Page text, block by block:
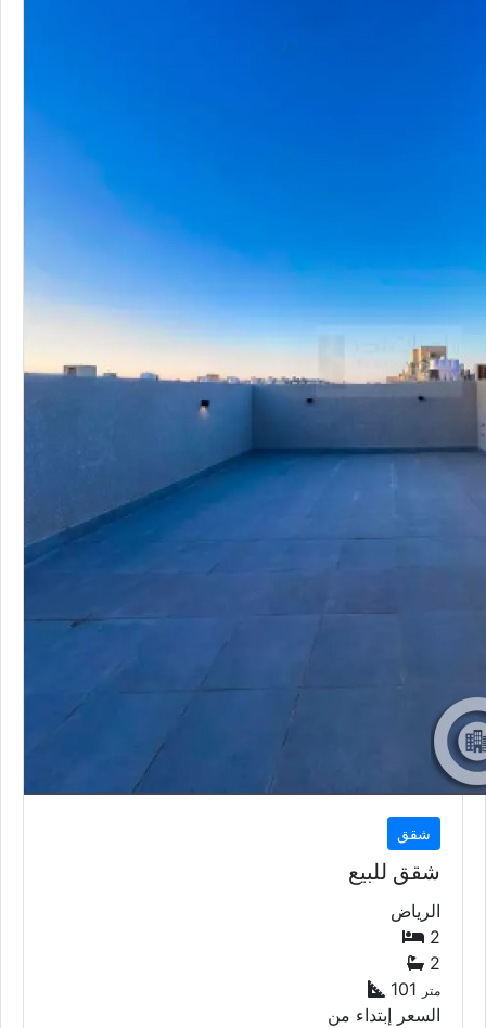
شقق
شقق للبيع
الرياض
2
2
101
متر
السعر إبتداء من